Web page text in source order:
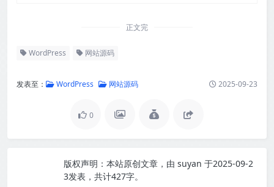
正文完
WordPress 网站源码
发表至： WordPress 网站源码 2025-09-23
0
版权声明： 本站原创文章，由 suyan 于2025-09-2
3发表，共计427字。